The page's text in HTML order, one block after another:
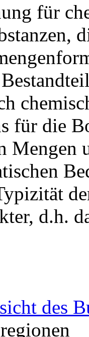
für
für die
Mengen
d.h.
des